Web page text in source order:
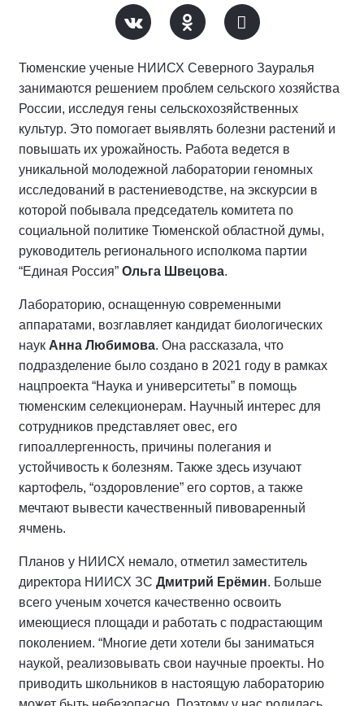
Тюменские ученые НИИСХ Северного Зауралья
занимаются решением проблем сельского хозяйства
России, исследуя гены сельскохозяйственных
культур. Это помогает выявлять болезни растений и
повышать их урожайность. Работа ведется в
уникальной молодежной лаборатории геномных
исследований в растениеводстве, на экскурсии в
которой побывала председатель комитета по
социальной политике Тюменской областной думы,
руководитель регионального исполкома партии
“Единая Россия” Ольга Швецова.
Лабораторию, оснащенную современными
аппаратами, возглавляет кандидат биологических
наук Анна Любимова. Она рассказала, что
подразделение было создано в 2021 году в рамках
нацпроекта “Наука и университеты” в помощь
тюменским селекционерам. Научный интерес для
сотрудников представляет овес, его
гипоаллергенность, причины полегания и
устойчивость к болезням. Также здесь изучают
картофель, “оздоровление” его сортов, а также
мечтают вывести качественный пивоваренный
ячмень.
Планов у НИИСХ немало, отметил заместитель
директора НИИСХ ЗС Дмитрий Ерёмин. Больше
всего ученым хочется качественно освоить
имеющиеся площади и работать с подрастающим
поколением. “Многие дети хотели бы заниматься
наукой, реализовывать свои научные проекты. Но
приводить школьников в настоящую лабораторию